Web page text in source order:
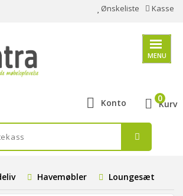
Ønskeliste Kasse
MENU
Konto Kurv
0
Havemøbler Loungesæt